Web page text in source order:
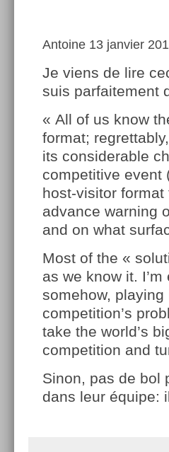
Antoine 13 janvier
Je viens de lire
suis parfaitement
« All of us know
format;
its considerable
competitive event
host-visitor
advance warning
and on what
Most of the «
as we know it.
somehow,
competition’s
take the world’s
competition and
Sinon, pas de bol
dans leur équipe: